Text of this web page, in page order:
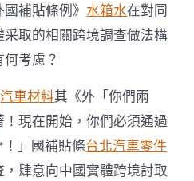
國補貼條例》水箱水在對同
取的相關跨境調查做法構
考慮？
汽車材料其《外「你們兩
！現在開始，你們必須通過
」國補貼條台北汽車零件
肆意向中國實體跨境討取